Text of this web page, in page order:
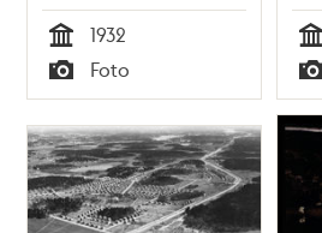
Tid
1932
Typ
Foto Tid
Typ